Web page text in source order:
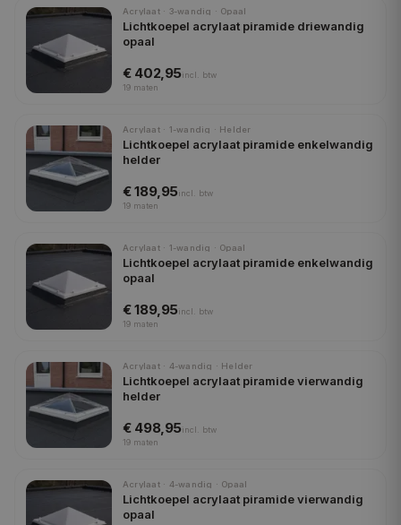
Acrylaat · 3-wandig · Opaal
Lichtkoepel acrylaat piramide driewandig
opaal
€ 402,95incl.
btw
19 maten
Acrylaat · 1-wandig · Helder
Lichtkoepel acrylaat piramide enkelwandig
helder
€ 189,95incl.
btw
19 maten
Acrylaat · 1-wandig · Opaal
Lichtkoepel acrylaat piramide enkelwandig
opaal
€ 189,95incl.
btw
19 maten
Acrylaat · 4-wandig · Helder
Lichtkoepel acrylaat piramide vierwandig
helder
€ 498,95incl.
btw
19 maten
Acrylaat · 4-wandig · Opaal
Lichtkoepel acrylaat piramide vierwandig
opaal